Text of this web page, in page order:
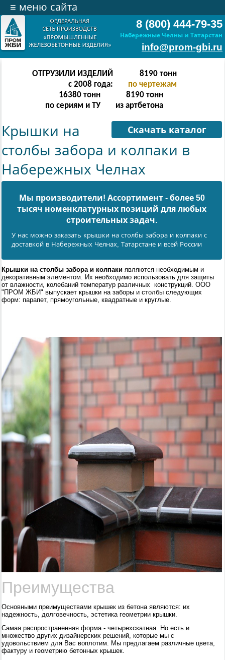
8 (800) 444-79-35
Набережные Челны и Татарстан
info@prom-gbi.ru
≡ меню сайта
ОТГРУЗИЛИ ИЗДЕЛИЙ
с 2008 года:
32766тонн
по чертежам
65532 тонн
по сериям и ТУ
32766 тонн
из артбетона
Скачать каталог
Крышки на
столбы забора и колпаки в
Набережных Челнах
Мы производители! Ассортимент - более 50
тысяч номенклатурных позиций для любых
cтроительных задач.
У нас можно заказать крышки на столбы забора и колпаки с
доставкой в Набережных Челнах, Татарстане и всей России
Крышки на столбы забора и колпаки являются необходимым и
декоративным элементом. Их необходимо использовать для защиты
от влажности, колебаний температур различных конструкций. ООО
"ПРОМ ЖБИ" выпускает крышки на заборы и столбы следующих
форм: парапет, прямоугольные, квадратные и круглые.
Преимущества
Основными преимуществами крышек из бетона являются: их
надежность, долговечность, эстетика геометрии крышки.
Самая распространенная форма - четырехскатная. Но есть и
множество других дизайнерских решений, которые мы с
удовольствием для Вас воплотим. Мы предлагаем различные цвета,
фактуру и геометрию бетонных крышек.